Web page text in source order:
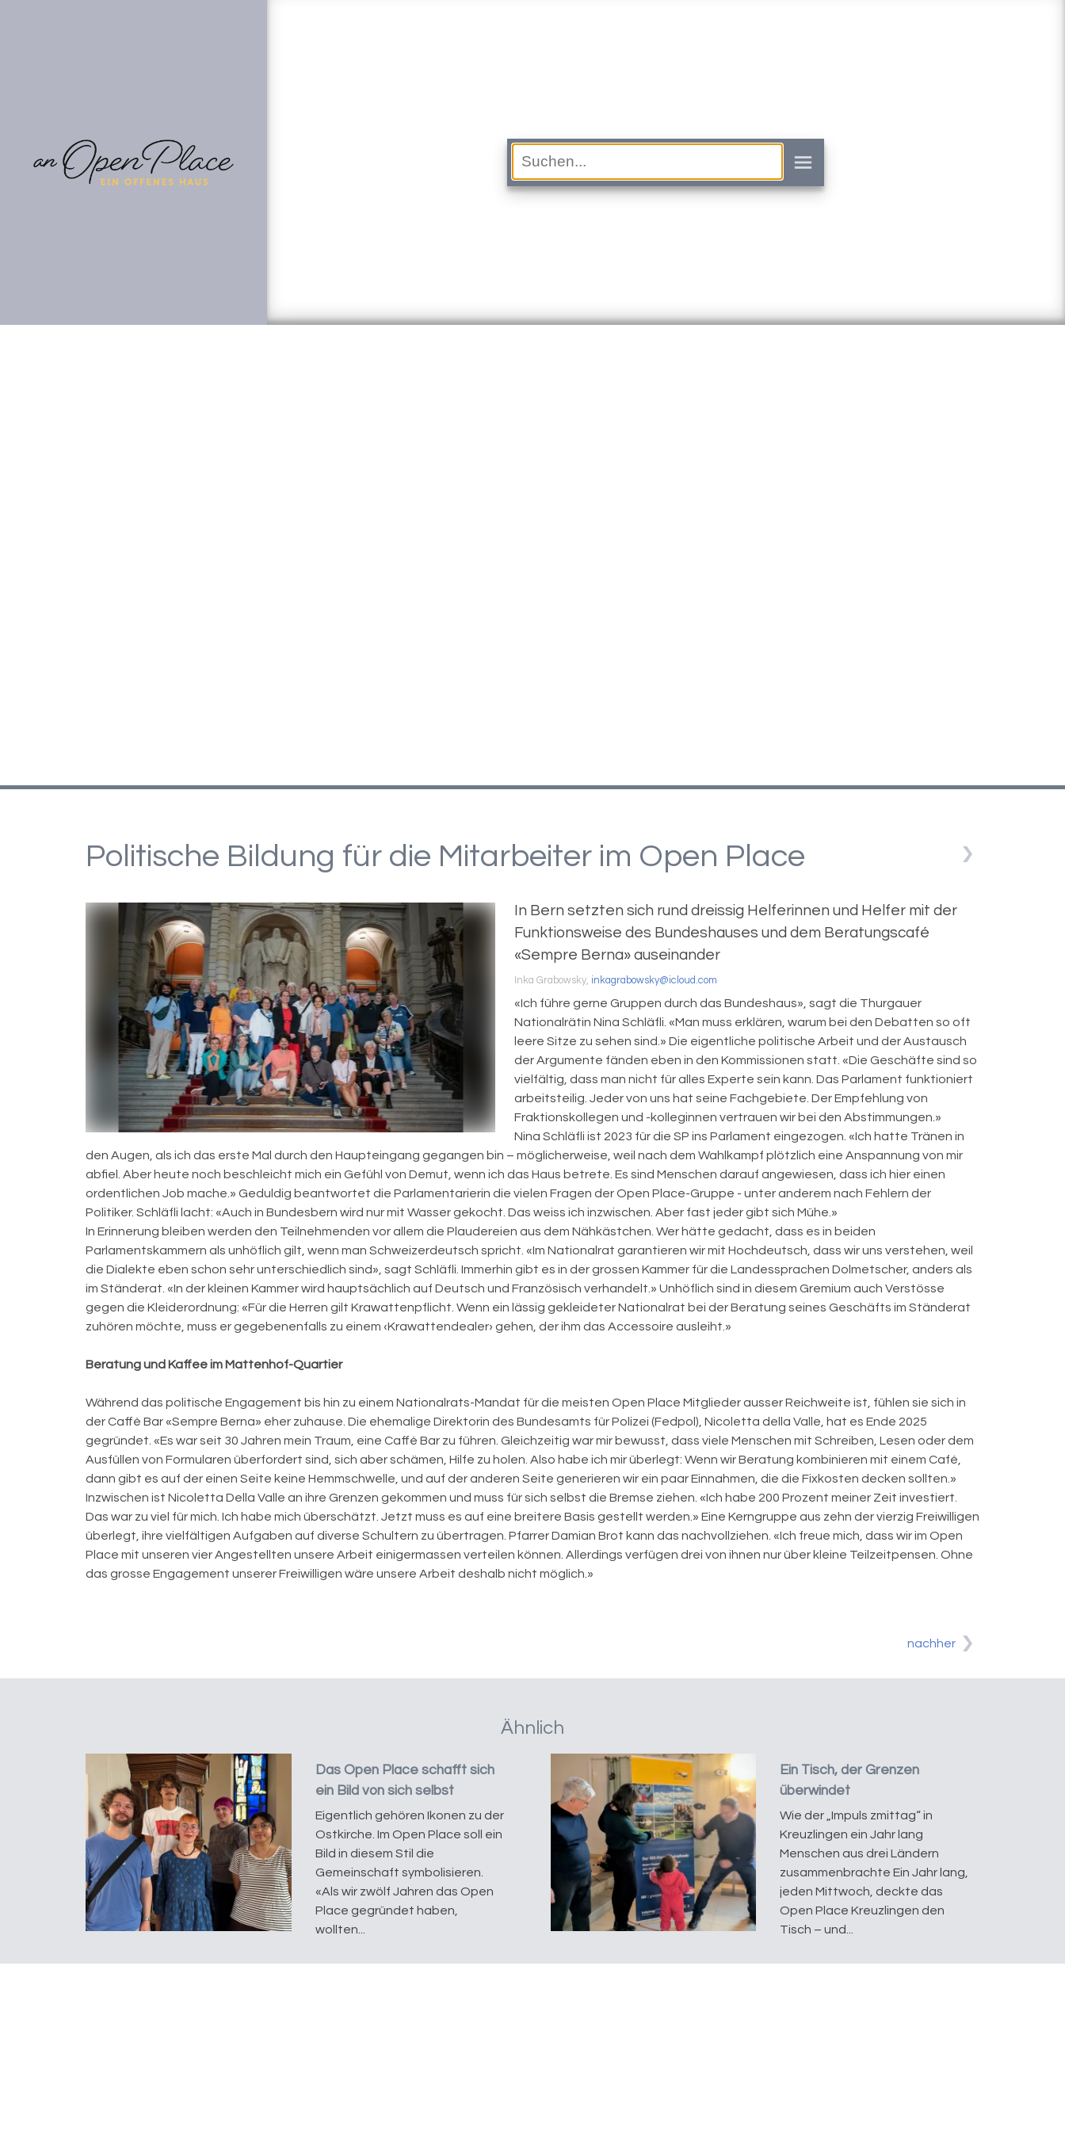
Politische Bildung für die Mitarbeiter im Open Place
In Bern setzten sich rund dreissig Helferinnen und Helfer mit der
Funktionsweise des Bundeshauses und dem Beratungscafé
«Sempre Berna» auseinander
Inka Grabowsky, inkagrabowsky@icloud.com
«Ich führe gerne Gruppen durch das Bundeshaus», sagt die Thurgauer
Nationalrätin Nina Schläfli. «Man muss erklären, warum bei den Debatten so oft
leere Sitze zu sehen sind.» Die eigentliche politische Arbeit und der Austausch
der Argumente fänden eben in den Kommissionen statt. «Die Geschäfte sind so
vielfältig, dass man nicht für alles Experte sein kann. Das Parlament funktioniert
arbeitsteilig. Jeder von uns hat seine Fachgebiete. Der Empfehlung von
Fraktionskollegen und -kolleginnen vertrauen wir bei den Abstimmungen.»
Nina Schläfli ist 2023 für die SP ins Parlament eingezogen. «Ich hatte Tränen in
den Augen, als ich das erste Mal durch den Haupteingang gegangen bin – möglicherweise, weil nach dem Wahlkampf plötzlich eine Anspannung von mir
abfiel. Aber heute noch beschleicht mich ein Gefühl von Demut, wenn ich das Haus betrete. Es sind Menschen darauf angewiesen, dass ich hier einen
ordentlichen Job mache.» Geduldig beantwortet die Parlamentarierin die vielen Fragen der Open Place-Gruppe - unter anderem nach Fehlern der
Politiker. Schläfli lacht: «Auch in Bundesbern wird nur mit Wasser gekocht. Das weiss ich inzwischen. Aber fast jeder gibt sich Mühe.»
In Erinnerung bleiben werden den Teilnehmenden vor allem die Plaudereien aus dem Nähkästchen. Wer hätte gedacht, dass es in beiden
Parlamentskammern als unhöflich gilt, wenn man Schweizerdeutsch spricht. «Im Nationalrat garantieren wir mit Hochdeutsch, dass wir uns verstehen, weil
die Dialekte eben schon sehr unterschiedlich sind», sagt Schläfli. Immerhin gibt es in der grossen Kammer für die Landessprachen Dolmetscher, anders als
im Ständerat. «In der kleinen Kammer wird hauptsächlich auf Deutsch und Französisch verhandelt.» Unhöflich sind in diesem Gremium auch Verstösse
gegen die Kleiderordnung: «Für die Herren gilt Krawattenpflicht. Wenn ein lässig gekleideter Nationalrat bei der Beratung seines Geschäfts im Ständerat
zuhören möchte, muss er gegebenenfalls zu einem ‹Krawattendealer› gehen, der ihm das Accessoire ausleiht.»
Beratung und Kaffee im Mattenhof-Quartier
Während das politische Engagement bis hin zu einem Nationalrats-Mandat für die meisten Open Place Mitglieder ausser Reichweite ist, fühlen sie sich in
der Caffè Bar «Sempre Berna» eher zuhause. Die ehemalige Direktorin des Bundesamts für Polizei (Fedpol), Nicoletta della Valle, hat es Ende 2025
gegründet. «Es war seit 30 Jahren mein Traum, eine Caffè Bar zu führen. Gleichzeitig war mir bewusst, dass viele Menschen mit Schreiben, Lesen oder dem
Ausfüllen von Formularen überfordert sind, sich aber schämen, Hilfe zu holen. Also habe ich mir überlegt: Wenn wir Beratung kombinieren mit einem Café,
dann gibt es auf der einen Seite keine Hemmschwelle, und auf der anderen Seite generieren wir ein paar Einnahmen, die die Fixkosten decken sollten.»
Inzwischen ist Nicoletta Della Valle an ihre Grenzen gekommen und muss für sich selbst die Bremse ziehen. «Ich habe 200 Prozent meiner Zeit investiert.
Das war zu viel für mich. Ich habe mich überschätzt. Jetzt muss es auf eine breitere Basis gestellt werden.» Eine Kerngruppe aus zehn der vierzig Freiwilligen
überlegt, ihre vielfältigen Aufgaben auf diverse Schultern zu übertragen. Pfarrer Damian Brot kann das nachvollziehen. «Ich freue mich, dass wir im Open
Place mit unseren vier Angestellten unsere Arbeit einigermassen verteilen können. Allerdings verfügen drei von ihnen nur über kleine Teilzeitpensen. Ohne
das grosse Engagement unserer Freiwilligen wäre unsere Arbeit deshalb nicht möglich.»
nachher
Ähnlich
Das Open Place schafft sich
ein Bild von sich selbst
Eigentlich gehören Ikonen zu der
Ostkirche. Im Open Place soll ein
Bild in diesem Stil die
Gemeinschaft symbolisieren.
«Als wir zwölf Jahren das Open
Place gegründet haben,
wollten...
Ein Tisch, der Grenzen
überwindet
Wie der „Impuls zmittag“ in
Kreuzlingen ein Jahr lang
Menschen aus drei Ländern
zusammenbrachte Ein Jahr lang,
jeden Mittwoch, deckte das
Open Place Kreuzlingen den
Tisch – und...